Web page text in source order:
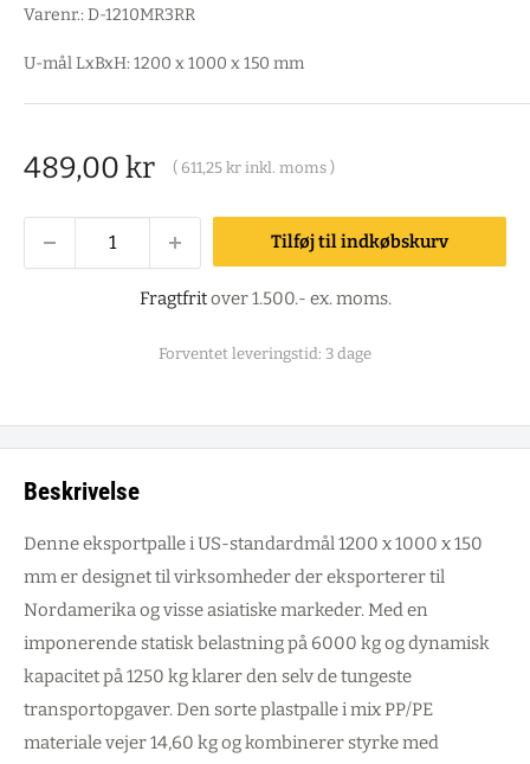
Varenr.: D-1210MR3RR
U-mål LxBxH: 1200 x 1000 x 150 mm
Salgspris
489,00 kr ( 611,25 kr inkl. moms )
Tilføj til indkøbskurv
Fragtfritover 1.500.- ex. moms.
Forventet leveringstid: 3 dage
Beskrivelse
Denne eksportpalle i US-standardmål 1200 x 1000 x 150
mm er designet til virksomheder der eksporterer til
Nordamerika og visse asiatiske markeder. Med en
imponerende statisk belastning på 6000 kg og dynamisk
kapacitet på 1250 kg klarer den selv de tungeste
transportopgaver. Den sorte plastpalle i mix PP/PE
materiale vejer 14,60 kg og kombinerer styrke med